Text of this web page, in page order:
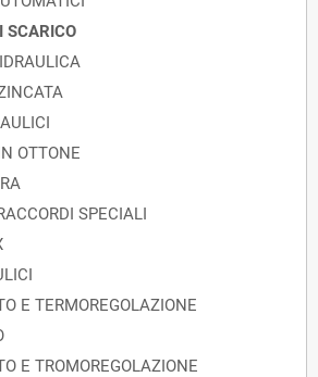
SCARICO
OTTONE
SPECIALI
E TERMOREGOLAZIONE
E TROMOREGOLAZIONE